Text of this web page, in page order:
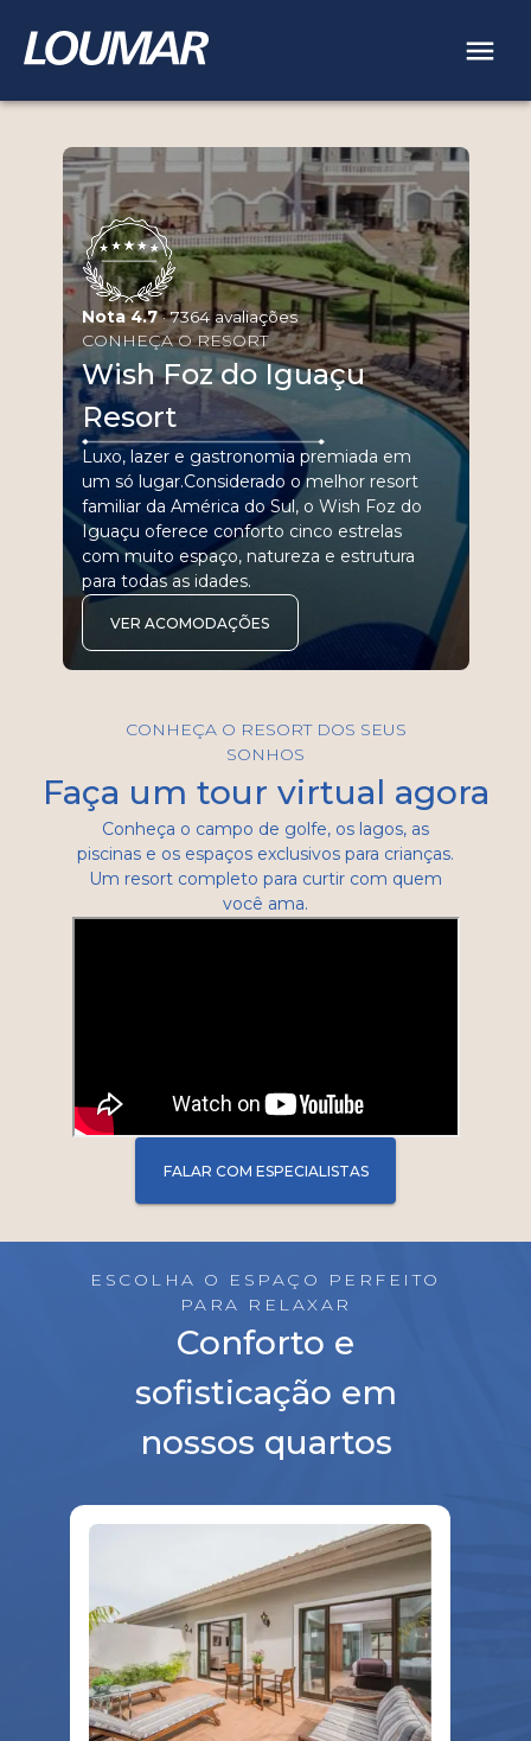
CONHEÇA O RESORT
Wish Foz do Iguaçu
Resort
Luxo, lazer e gastronomia premiada em
um só lugar.Considerado o melhor resort
familiar da América do Sul, o Wish Foz do
Iguaçu oferece conforto cinco estrelas
com muito espaço, natureza e estrutura
para todas as idades.
VER ACOMODAÇÕES
Nota4.7 ·7364avaliações
CONHEÇA O RESORT DOS SEUS
SONHOS
Faça um tour virtual agora
Conheça o campo de golfe, os lagos, as
piscinas e os espaços exclusivos para crianças.
Um resort completo para curtir com quem
você ama.
FALAR COM ESPECIALISTAS
ESCOLHA O ESPAÇO PERFEITO
PARA RELAXAR
Conforto e
sofisticação em
nossos quartos